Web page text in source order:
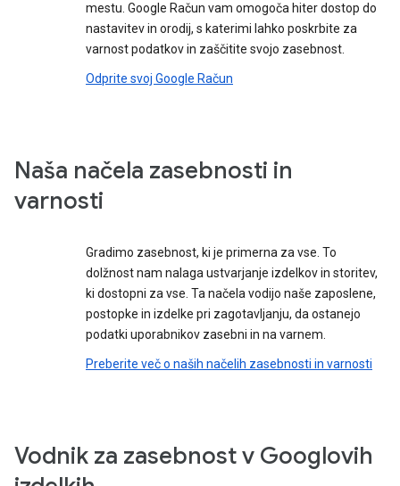
mestu. Google Račun vam omogoča hiter dostop do
nastavitev in orodij, s katerimi lahko poskrbite za
varnost podatkov in zaščitite svojo zasebnost.
Odprite svoj Google Račun
Naša načela zasebnosti in
varnosti
Gradimo zasebnost, ki je primerna za vse. To
dolžnost nam nalaga ustvarjanje izdelkov in storitev,
ki dostopni za vse. Ta načela vodijo naše zaposlene,
postopke in izdelke pri zagotavljanju, da ostanejo
podatki uporabnikov zasebni in na varnem.
Preberite več o naših načelih zasebnosti in varnosti
Vodnik za zasebnost v Googlovih